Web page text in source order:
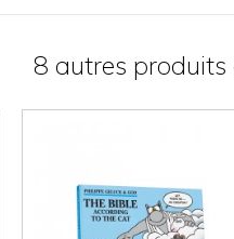
8 autres produits